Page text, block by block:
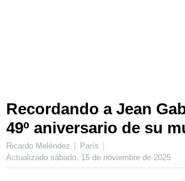
Recordando a Jean
49º aniversario de su
Ricardo Meléndez
París
Actualizado sábado, 15 de noviembre de 2025